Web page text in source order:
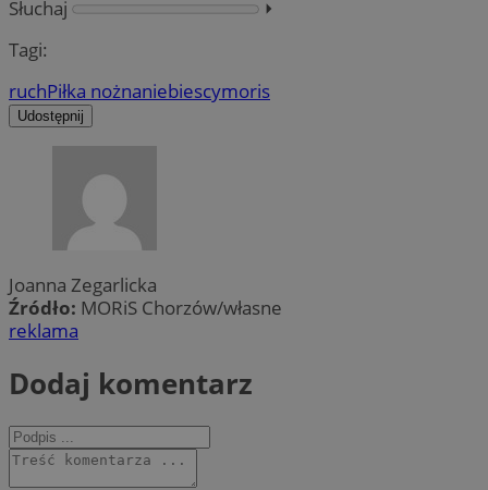
Słuchaj
⏵︎
Tagi:
ruchPiłka nożnaniebiescymoris
Udostępnij
Joanna Zegarlicka
Źródło: MORiS Chorzów/własne
reklama
Dodaj komentarz